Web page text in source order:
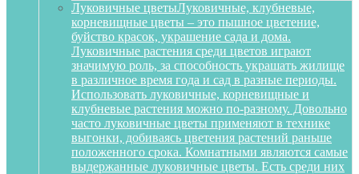
Луковичные цветыЛуковичные, клубневые,
корневищные цветы – это пышное цветение,
буйство красок, украшение сада и дома.
Луковичные растения среди цветов играют
значимую роль, за способность украшать жилище
в различное время года и сад в разные периоды.
Использовать луковичные, корневищные и
клубневые растения можно по-разному. Довольно
часто луковичные цветы применяют в технике
выгонки, добиваясь цветения растений раньше
положенного срока. Комнатными являются самые
выдержанные луковичные цветы. Есть среди них